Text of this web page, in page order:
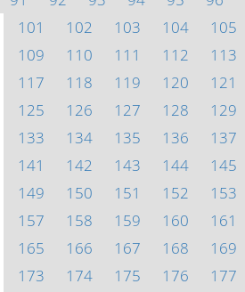
101
102 103 104 105
109
110 111 112 113
117
118 119 120 121
125
126 127 128 129
133
134 135 136 137
141
142 143 144 145
149
150 151 152 153
157
158 159 160 161
165
166 167 168 169
173
174 175 176 177